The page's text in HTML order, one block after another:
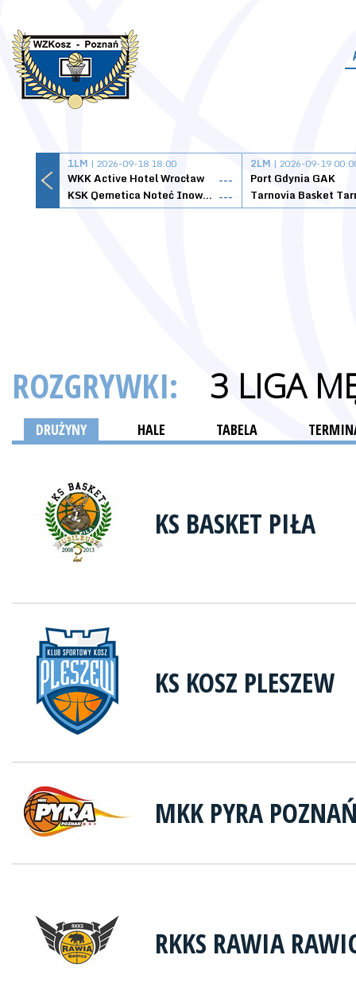
1LM | 2026-09-18 18:00
WKK Active Hotel Wrocław
---
KSK Qemetica Noteć Inowrocław ---
2LM | 2026-09-19
Port Gdynia GAK
ROZGRYWKI: 3 LIGA
DRUŻYNY HALE TABELA
KS BASKET PIŁA
KS KOSZ PLESZEW
MKK PYRA
RKKS RAWIA